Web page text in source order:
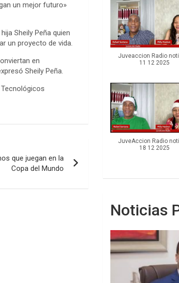
un mejor futuro»
Sheily Peña quien
un proyecto de vida.
en
Sheily Peña.
que juegan en la
Copa del Mundo
Juveaccion Radio
11 12 2025
JuveAccion Radio
18 12 2025
Noticias